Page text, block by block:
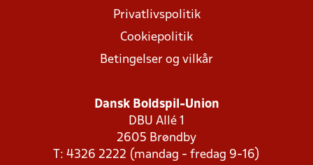
Privatlivspolitik
Cookiepolitik
Betingelser og vilkår
Dansk Boldspil-Union
DBU Allé 1
2605 Brøndby
T: 4326 2222 (mandag - fredag 9-16)